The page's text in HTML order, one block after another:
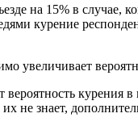
на 15% в случае,
курение
увеличивает
курения в
не знает,